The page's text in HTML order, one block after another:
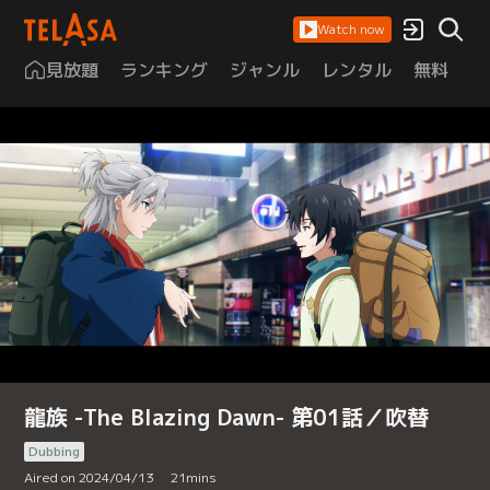
Watch now
見放題 ランキング ジャンル レンタル 無料
龍族 -The Blazing Dawn- 第01話／吹替
Dubbing
Aired on 2024/04/13
21mins